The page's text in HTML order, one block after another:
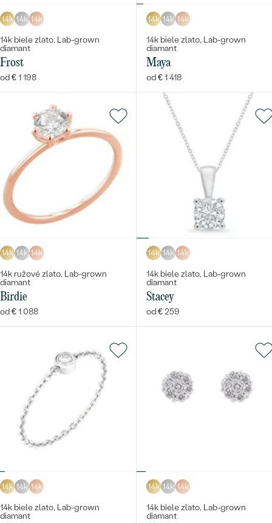
14k 14k 14k
14k biele zlato, Lab-grown
diamant
Frost
od € 1 198
14k 14k 14k
14k biele zlato, Lab-grown
diamant
Maya
od € 1 418
14k 14k 14k
14k ružové zlato, Lab-grown
diamant
Birdie
od € 1 088
14k 14k 14k
14k biele zlato, Lab-grown
diamant
Stacey
od € 259
14k 14k 14k
14k biele zlato, Lab-grown
diamant
14k 14k 14k
14k biele zlato, Lab-grown
diamant